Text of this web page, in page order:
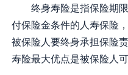
终身寿险是指保险期限
付保险金条件的人寿保险
被保险人要终身承担保险
寿险最大优点是被保险人